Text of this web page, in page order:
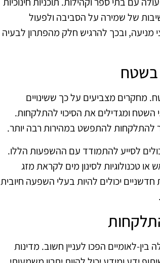
של שמירה על הסביבה ולפעול
ובכך להרגיש חלק מהפתרון לבעיה
בשטח
מחקרים מצביעים על כך ששינויים
ומגדילים את הסיכוי להתלקחות.
להתפשט במהירות רבה יותר.
לסייע להתמודד עם ההשפעות הללו.
טכנולוגיות לסינון מים לקראת מזג
יכולים להיות בעלי השפעה חיובית
לאומיים הפכו לעניין חשוב. מדינות